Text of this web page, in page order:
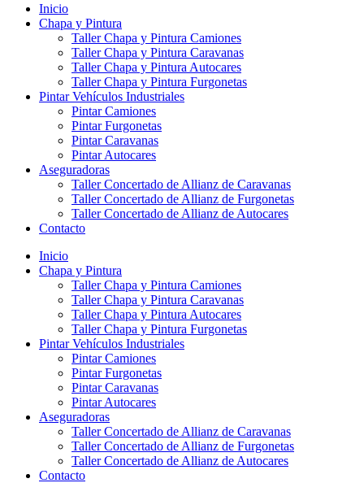
Inicio
Chapa y Pintura
Taller Chapa y Pintura Camiones
Taller Chapa y Pintura Caravanas
Taller Chapa y Pintura Autocares
Taller Chapa y Pintura Furgonetas
Pintar Vehículos Industriales
Pintar Camiones
Pintar Furgonetas
Pintar Caravanas
Pintar Autocares
Aseguradoras
Taller Concertado de Allianz de Caravanas
Taller Concertado de Allianz de Furgonetas
Taller Concertado de Allianz de Autocares
Contacto
Inicio
Chapa y Pintura
Taller Chapa y Pintura Camiones
Taller Chapa y Pintura Caravanas
Taller Chapa y Pintura Autocares
Taller Chapa y Pintura Furgonetas
Pintar Vehículos Industriales
Pintar Camiones
Pintar Furgonetas
Pintar Caravanas
Pintar Autocares
Aseguradoras
Taller Concertado de Allianz de Caravanas
Taller Concertado de Allianz de Furgonetas
Taller Concertado de Allianz de Autocares
Contacto